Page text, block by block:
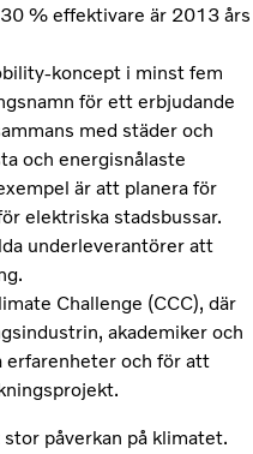
% effektivare är 2013 års
koncept i minst fem
för ett erbjudande
med städer och
och energisnålaste
är att planera för
elektriska stadsbussar.
underleverantörer att
Challenge (CCC), där
akademiker och
och för att
påverkan på klimatet.